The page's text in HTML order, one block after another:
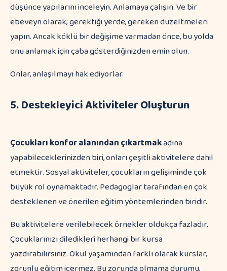
düşünce yapılarını inceleyin. Anlamaya çalışın. Ve bir
ebeveyn olarak; gerektiği yerde, gereken düzeltmeleri
yapın. Ancak köklü bir değişime varmadan önce, bu yolda
onu anlamak için çaba gösterdiğinizden emin olun.
Onlar, anlaşılmayı hak ediyorlar.
5. Destekleyici Aktiviteler Oluşturun
Çocukları konfor alanından çıkartmakadına
yapabileceklerinizden biri, onları çeşitli aktivitelere dahil
etmektir. Sosyal aktiviteler, çocukların gelişiminde çok
büyük rol oynamaktadır. Pedagoglar tarafından en çok
desteklenen ve önerilen eğitim yöntemlerinden biridir.
Bu aktivitelere verilebilecek örnekler oldukça fazladır.
Çocuklarınızı diledikleri herhangi bir kursa
yazdırabilirsiniz. Okul yaşamından farklı olarak kurslar,